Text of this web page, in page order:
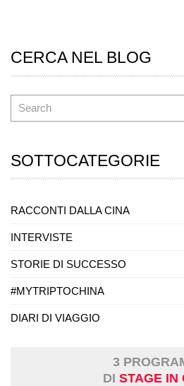
CERCA NEL BLOG
SOTTOCATEGORIE
RACCONTI DALLA CINA
INTERVISTE
STORIE DI SUCCESSO
#MYTRIPTOCHINA
DIARI DI VIAGGIO
3
DI STAGE IN